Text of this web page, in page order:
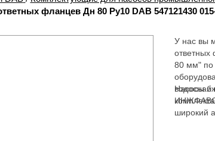
фланцев Дн 80 Ру10 DAB 547121430
У нас вы
ответных
80 мм" по
широкий
Насосы и